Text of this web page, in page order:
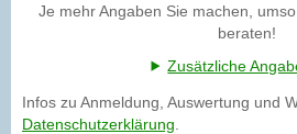
Je mehr Angaben Sie machen,
beraten!
Zusätzliche
Infos zu Anmeldung, Auswertung und
Datenschutzerklärung